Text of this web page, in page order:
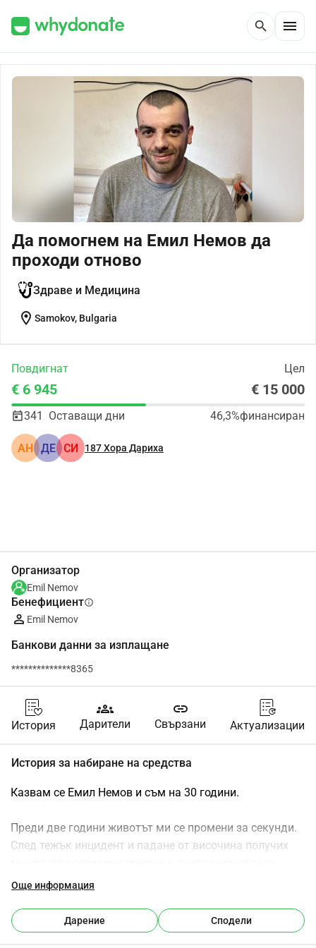
search menu
Да помогнем на Емил Немов да
проходи отново
Здраве и Медицина
location_on Samokov, Bulgaria
Повдигнат Цел
€ 6 945 € 15 000
341 Оставащи дни 46,3%финансиран
АН ДЕ СИ 187Хора Дариха
Организатор
Emil Nemov
Бенефициентinfo
Emil Nemov
Банкови данни за изплащане
**************8365
История
groups
Дарители
link
Свързани Актуализации
История за набиране на средства
Казвам се Емил Немов и съм на 30 години.
Преди две години животът ми се промени за секунди.
След тежък инцидент и падане от височина получих
гръбначни прешлени, ребра и лявата ръка, както и
Последваха операции, дълги месеци на лечение,
Още информация
Дарение Сподели